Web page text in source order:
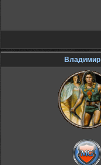
Владимир